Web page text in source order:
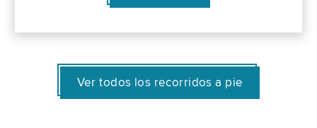
Ver todos los recorridos a pie